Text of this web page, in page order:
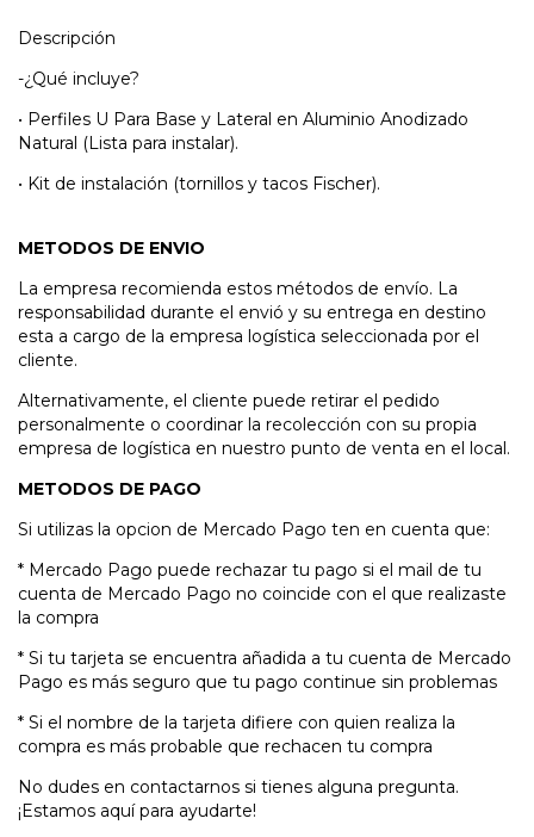
Descripción
-¿Qué incluye?
• Perfiles U Para Base y Lateral en Aluminio Anodizado
Natural (Lista para instalar).
• Kit de instalación (tornillos y tacos Fischer).
METODOS DE ENVIO
La empresa recomienda estos métodos de envío. La
responsabilidad durante el envió y su entrega en destino
esta a cargo de la empresa logística seleccionada por el
cliente.
Alternativamente, el cliente puede retirar el pedido
personalmente o coordinar la recolección con su propia
empresa de logística en nuestro punto de venta en el local.
METODOS DE PAGO
Si utilizas la opcion de Mercado Pago ten en cuenta que:
* Mercado Pago puede rechazar tu pago si el mail de tu
cuenta de Mercado Pago no coincide con el que realizaste
la compra
* Si tu tarjeta se encuentra añadida a tu cuenta de Mercado
Pago es más seguro que tu pago continue sin problemas
* Si el nombre de la tarjeta difiere con quien realiza la
compra es más probable que rechacen tu compra
No dudes en contactarnos si tienes alguna pregunta.
¡Estamos aquí para ayudarte!